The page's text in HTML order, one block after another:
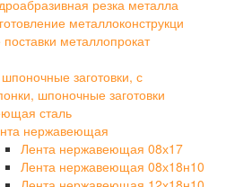
резка металла
металлоконструкци
металлопрокат
заготовки, с
шпоночные заготовки
сталь
нержавеющая
Лента нержавеющая 08х17
Лента нержавеющая 08х18н10